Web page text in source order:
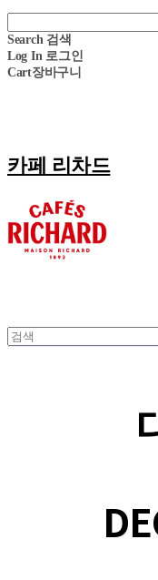
Search 검색
Log In 로그인
Cart장바구니
카페 리차드